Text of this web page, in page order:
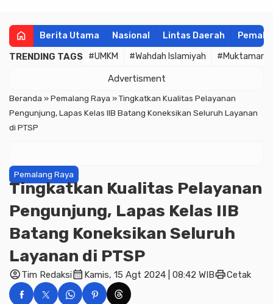
home Berita Utama Nasional Lintas Daerah
TRENDING TAGS #UMKM #Wahdah Islamiyah #Muktamar
Advertisment
Beranda »Pemalang Raya »Tingkatkan Kualitas Pelayanan
Pengunjung, Lapas Kelas IIB Batang Koneksikan Seluruh Layanan
di PTSP
Pemalang Raya
Tingkatkan Kualitas Pelayanan
Pengunjung, Lapas Kelas IIB
Batang Koneksikan Seluruh
Layanan di PTSP
account_circleTim Redaksicalendar_month Kamis, 15 Agt 2024 | 08:42 WIBprintCetak